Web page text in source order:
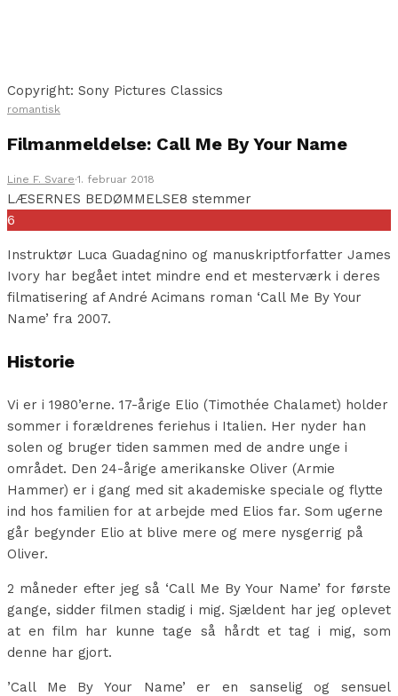
Copyright: Sony Pictures Classics
romantisk
Filmanmeldelse: Call Me By Your Name
Line F. Svare·1. februar 2018
LÆSERNES BEDØMMELSE8 stemmer
6
Instruktør Luca Guadagnino og manuskriptforfatter James
Ivory har begået intet mindre end et mesterværk i deres
filmatisering af André Acimans roman ‘Call Me By Your
Name’ fra 2007.
Historie
Vi er i 1980’erne. 17-årige Elio (Timothée Chalamet) holder
sommer i forældrenes feriehus i Italien. Her nyder han
solen og bruger tiden sammen med de andre unge i
området. Den 24-årige amerikanske Oliver (Armie
Hammer) er i gang med sit akademiske speciale og flytte
ind hos familien for at arbejde med Elios far. Som ugerne
går begynder Elio at blive mere og mere nysgerrig på
Oliver.
2 måneder efter jeg så ‘Call Me By Your Name’ for første
gange, sidder filmen stadig i mig. Sjældent har jeg oplevet
at en film har kunne tage så hårdt et tag i mig, som
denne har gjort.
’Call Me By Your Name’ er en sanselig og sensuel